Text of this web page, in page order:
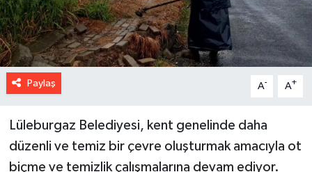
Paylaş A- A+
Lüleburgaz Belediyesi, kent genelinde daha
düzenli ve temiz bir çevre oluşturmak amacıyla ot
biçme ve temizlik çalışmalarına devam ediyor.